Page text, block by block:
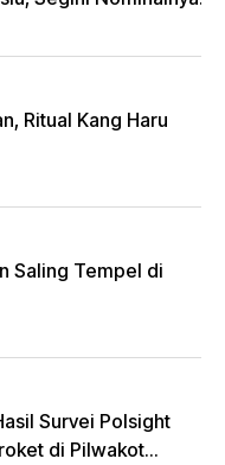
Tribunpriangan.com
di Bandung Laporkan
Bawaslu, Segini
2024/11/30/2-
Ritual Kang Haru
Saling Tempel di
Survei Polsight
di Pilwakot